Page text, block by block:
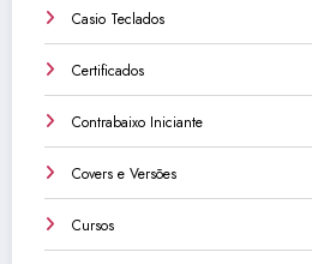
Casio Teclados
Certificados
Contrabaixo Iniciante
Covers e Versões
Cursos